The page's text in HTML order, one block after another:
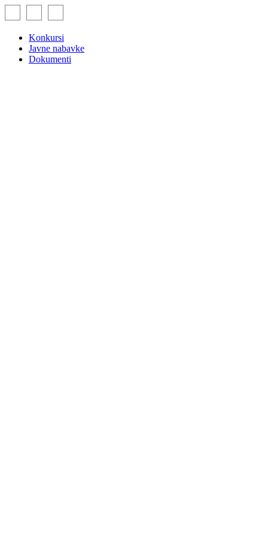
to
Konkursi
Javne nabavke
Dokumenti